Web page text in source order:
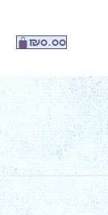
₪0.00 עגלת
קניות